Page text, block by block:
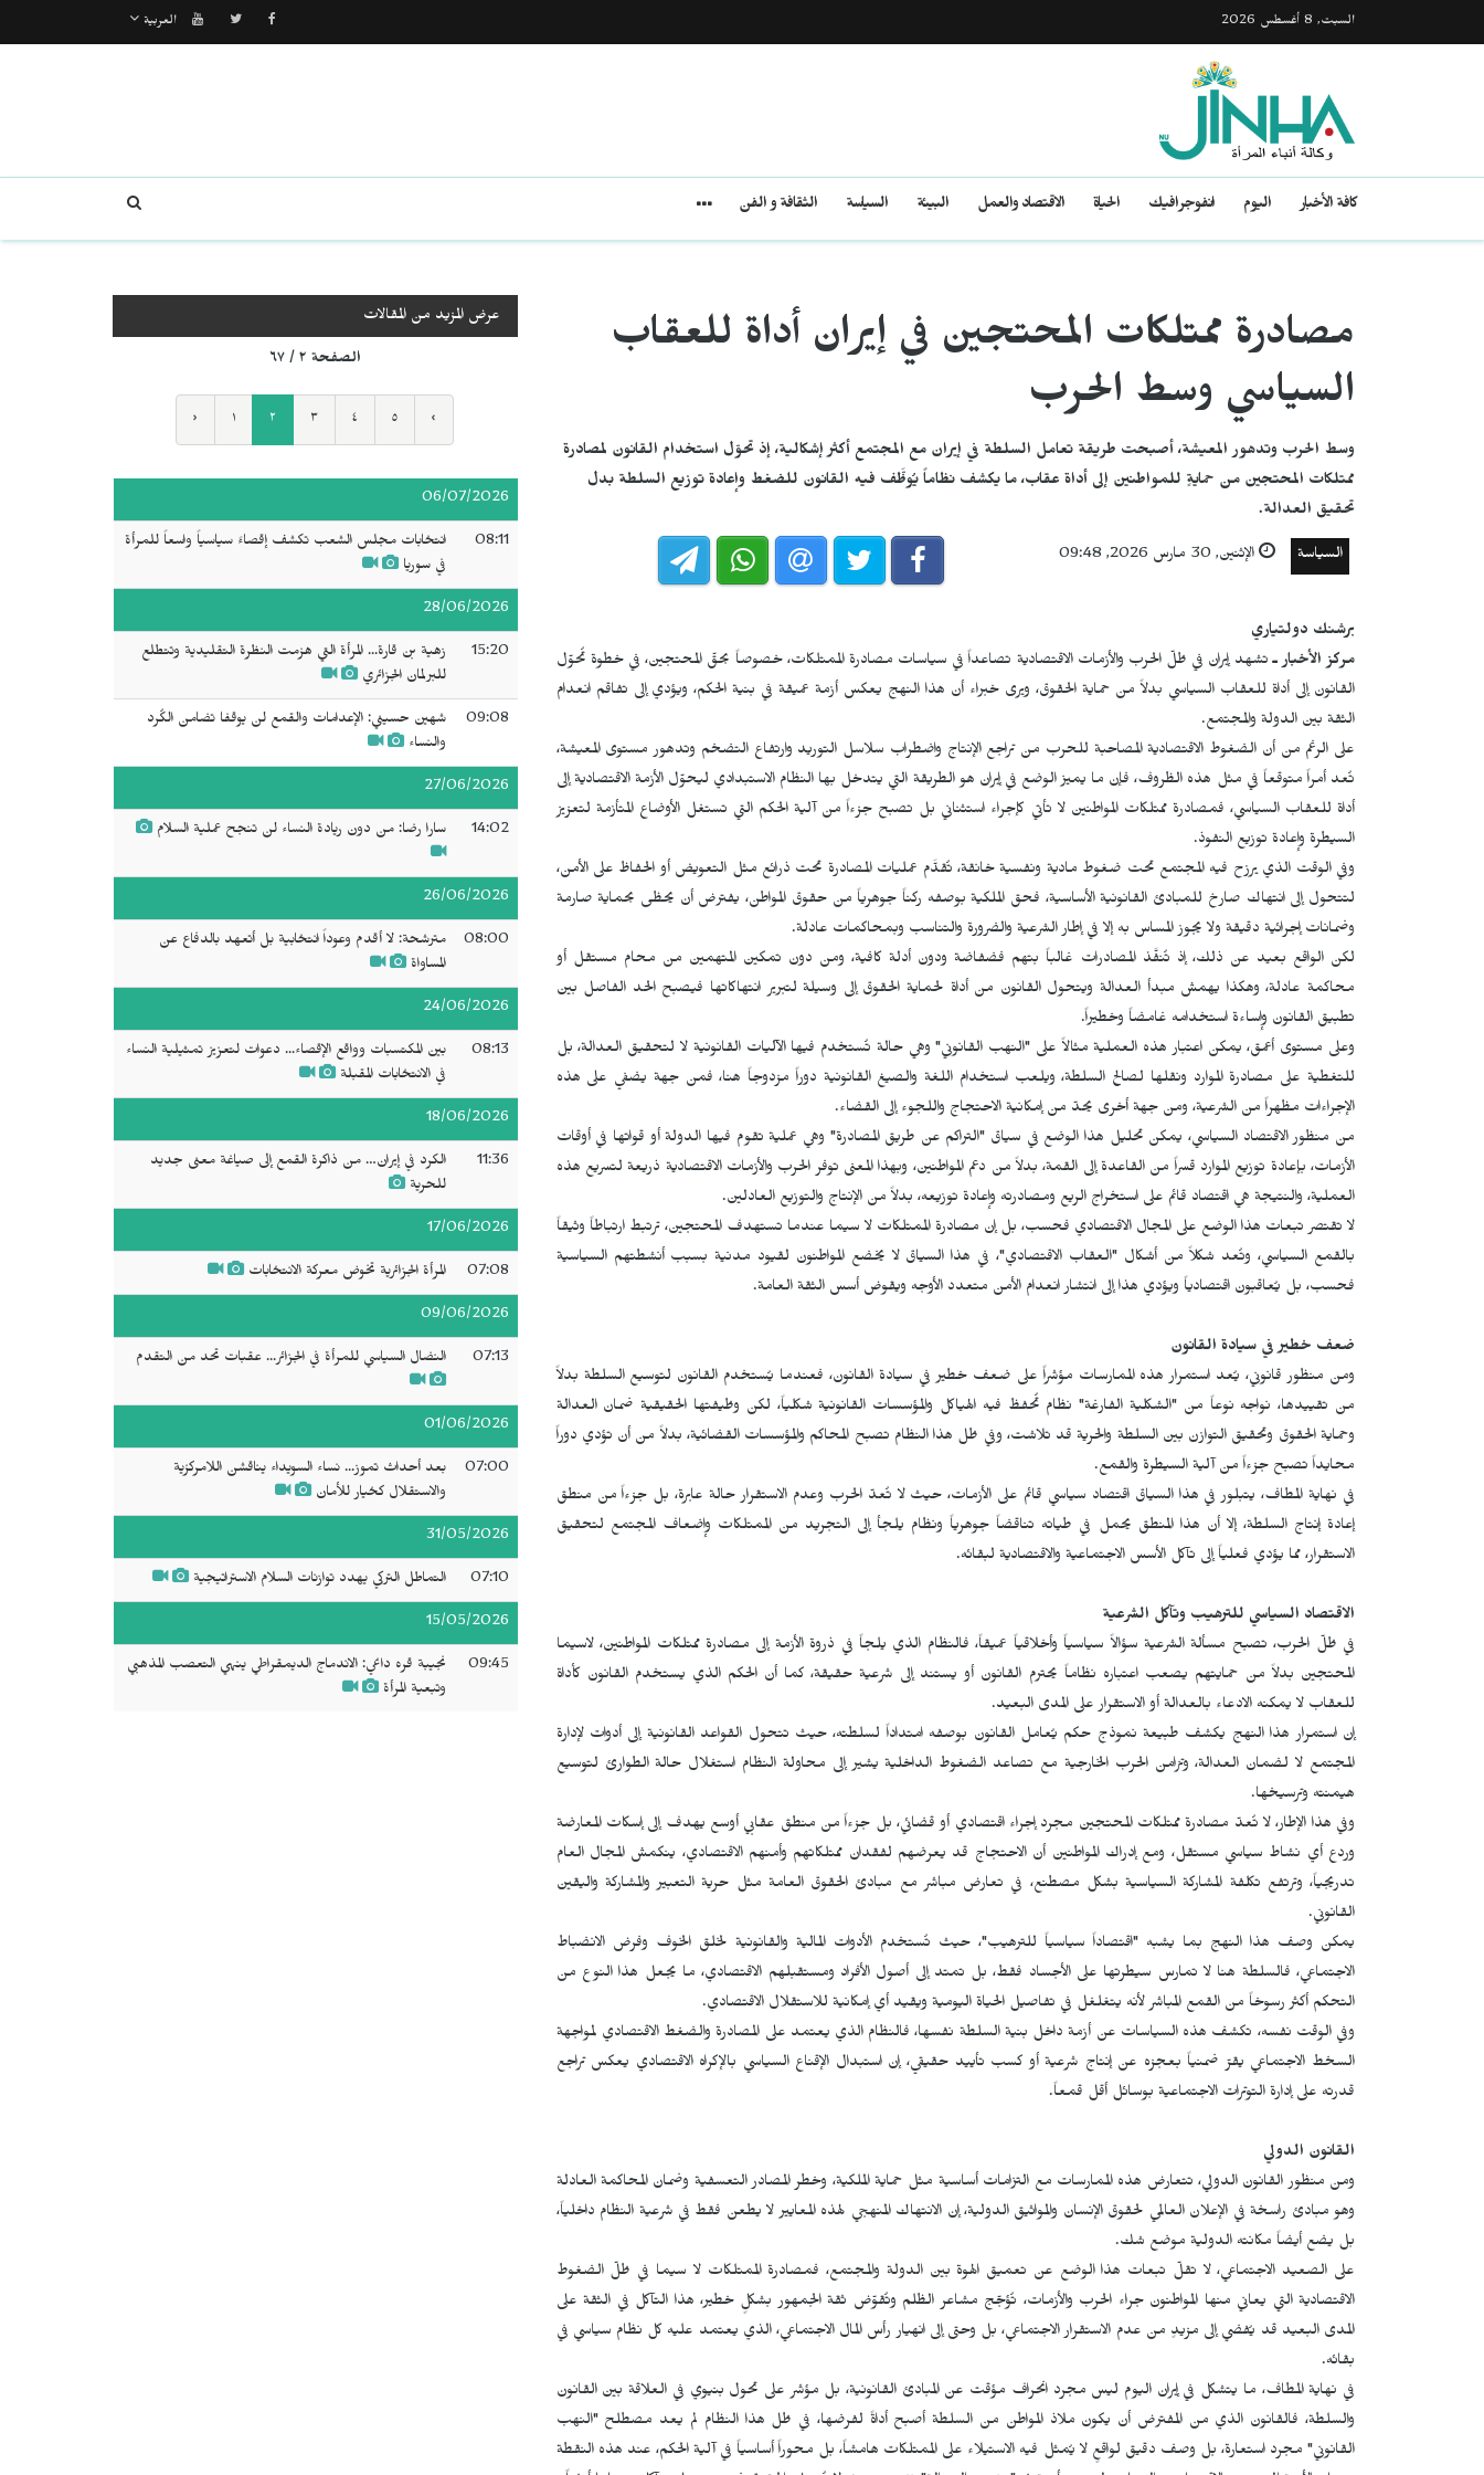
السبت, 8 أغسطس 2026 العربية
كافة الأخبار اليوم انفوجرافيك الحياة الاقتصاد والعمل البيئة السياسة الثقافة و الفن
مصادرة ممتلكات المحتجين في إيران أداة للعقاب
السياسي وسط الحرب
وسط الحرب وتدهور المعيشة، أصبحت طريقة تعامل السلطة في إيران مع المجتمع أكثر إشكالية، إذ تحوّل استخدام القانون لمصادرة
ممتلكات المحتجين من حمايةٍ للمواطنين إلى أداة عقاب، ما يكشف نظاماً يُوظَّف فيه القانون للضغط وإعادة توزيع السلطة بدل
تحقيق العدالة.
السياسة الإثنين, 30 مارس 2026, 09:48
برشنك دولتياري
مركز الأخبار ـ تشهد إيران في ظلّ الحرب والأزمات الاقتصادية تصاعداً في سياسات مصادرة الممتلكات، خصوصاً بحقّ المحتجين، في خطوة تُحوّل
القانون إلى أداة للعقاب السياسي بدلاً من حماية الحقوق، ويرى خبراء أن هذا النهج يعكس أزمة عميقة في بنية الحكم، ويؤدي إلى تفاقم انعدام
الثقة بين الدولة والمجتمع.
على الرغم من أن الضغوط الاقتصادية المصاحبة للحرب من تراجع الإنتاج واضطراب سلاسل التوريد وارتفاع التضخم وتدهور مستوى المعيشة،
تُعد أمراً متوقعاً في مثل هذه الظروف، فإن ما يميز الوضع في إيران هو الطريقة التي يتدخل بها النظام الاستبدادي ليحوّل الأزمة الاقتصادية إلى
أداة للعقاب السياسي، فمصادرة ممتلكات المواطنين لا تأتي كإجراء استثناني بل تصبح جزءاً من آلية الحكم التي تستغل الأوضاع المتأزمة لتعزيز
السيطرة وإعادة توزيع النفوذ.
وفي الوقت الذي يرزح فيه المجتمع تحت ضغوط مادية ونفسية خانقة، تُقدَّم عمليات المصادرة تحت ذرائع مثل التعويض أو الحفاظ على الأمن،
لتتحول إلى انتهاك صارخ للمبادئ القانونية الأساسية، فحق الملكية بوصفه ركناً جوهرياً من حقوق المواطن، يفترض أن يحظى بحماية صارمة
وضمانات إجرائية دقيقة ولا يجوز المساس به إلا في إطار الشرعية والضرورة والتناسب وبمحاكمات عادلة.
لكن الواقع بعيد عن ذلك، إذ تُنفَّذ المصادرات غالباً بتهم فضفاضة ودون أدلة كافية، ومن دون تمكين المتهمين من محام مستقل أو
محاكمة عادلة، وهكذا يهمش مبدأ العدالة ويتحول القانون من أداة لحماية الحقوق إلى وسيلة لتبرير انتهاكاتها فيصبح الحد الفاصل بين
تطبيق القانون وإساءة استخدامه غامضاً وخطيراً.
وعلى مستوى أعمق، يمكن اعتبار هذه العملية مثالاً على "النهب القانوني" وهي حالة تُستخدم فيها الآليات القانونية لا لتحقيق العدالة، بل
للتغطية على مصادرة الموارد ونقلها لصالح السلطة، ويلعب استخدام اللغة والصيغ القانونية دوراً مزدوجاً هنا، فمن جهة يضفي على هذه
الإجراءات مظهراً من الشرعية، ومن جهة أخرى يحدّ من إمكانية الاحتجاج واللجوء إلى القضاء.
من منظور الاقتصاد السياسي، يمكن تحليل هذا الوضع في سياق "التراكم عن طريق المصادرة" وهي عملية تقوم فيها الدولة أو قواتها في أوقات
الأزمات، بإعادة توزيع الموارد قسراً من القاعدة إلى القمة، بدلاً من دعم المواطنين، وبهذا المعنى توفر الحرب والأزمات الاقتصادية ذريعة لتسريع هذه
العملية، والنتيجة هي اقتصاد قائم على استخراج الريع ومصادرته وإعادة توزيعه، بدلاً من الإنتاج والتوزيع العادلين.
لا تقتصر تبعات هذا الوضع على المجال الاقتصادي فحسب، بل إن مصادرة الممتلكات لا سيما عندما تستهدف المحتجين، ترتبط ارتباطاً وثيقاً
بالقمع السياسي، وتُعد شكلاً من أشكال "العقاب الاقتصادي"، في هذا السياق لا يخضع المواطنون لقيود مدنية بسبب أنشطتهم السياسية
فحسب، بل يُعاقبون اقتصادياً ويؤدي هذا إلى انتشار انعدام الأمن متعدد الأوجه ويقوض أسس الثقة العامة.
ضعف خطير في سيادة القانون
ومن منظور قانوني، يُعد استمرار هذه الممارسات مؤشراً على ضعف خطير في سيادة القانون، فعندما يُستخدم القانون لتوسيع السلطة بدلاً
من تقييدها، نواجه نوعاً من "الشكلية الفارغة" نظام تُحفظ فيه الهياكل والمؤسسات القانونية شكلياً، لكن وظيفتها الحقيقية ضمان العدالة
وحماية الحقوق وتحقيق التوازن بين السلطة والحرية قد تلاشت، وفي ظل هذا النظام تصبح المحاكم والمؤسسات القضائية، بدلاً من أن تؤدي دوراً
محايداً تصبح جزءاً من آلية السيطرة والقمع.
في نهاية المطاف، يتبلور في هذا السياق اقتصاد سياسي قائم على الأزمات، حيث لا تُعدّ الحرب وعدم الاستقرار حالة عابرة، بل جزءاً من منطق
إعادة إنتاج السلطة، إلا أن هذا المنطق يحمل في طياته تناقضاً جوهرياً ونظام يلجأ إلى التجريد من الممتلكات وإضعاف المجتمع لتحقيق
الاستقرار، مما يؤدي فعلياً إلى تآكل الأسس الاجتماعية والاقتصادية لبقائه.
الاقتصاد السياسي للترهيب وتآكل الشرعية
في ظلّ الحرب، تصبح مسألة الشرعية سؤالاً سياسياً وأخلاقياً عميقاً، فالنظام الذي يلجاً في ذروة الأزمة إلى مصادرة ممتلكات المواطنين، لاسيما
المحتجين بدلاً من حمايتهم يصعب اعتباره نظاماً يحترم القانون أو يستند إلى شرعية حقيقة، كما أن الحكم الذي يستخدم القانون كأداة
للعقاب لا يمكنه الادعاء بالعدالة أو الاستقرار على المدى البعيد.
إن استمرار هذا النهج يكشف طبيعة نموذج حكم يُعامل القانون بوصفه امتداداً لسلطته، حيث تتحول القواعد القانونية إلى أدوات لإدارة
المجتمع لا لضمان العدالة، وتزامن الحرب الخارجية مع تصاعد الضغوط الداخلية يشير إلى محاولة النظام استغلال حالة الطوارئ لتوسيع
هيمنته وترسيخها.
وفي هذا الإطار، لا تُعدّ مصادرة ممتلكات المحتجين مجرد إجراء اقتصادي أو قضائي، بل جزءاً من منطق عقابي أوسع يهدف إلى إسكات المعارضة
وردع أي نشاط سياسي مستقل، ومع إدراك المواطنين أن الاحتجاج قد يعرضهم لفقدان ممتلكاتهم وأمنهم الاقتصادي، ينكمش المجال العام
تدريجياً، وترتفع تكلفة المشاركة السياسية بشكل مصطنع، في تعارض مباشر مع مبادئ الحقوق العامة مثل حرية التعبير والمشاركة واليقين
القانوني.
يمكن وصف هذا النهج بما يشبه "اقتصاداً سياسياً للترهيب"، حيث تُستخدم الأدوات المالية والقانونية لخلق الخوف وفرض الانضباط
الاجتماعي، فالسلطة هنا لا تمارس سيطرتها على الأجساد فقط، بل تمتد إلى أصول الأفراد ومستقبلهم الاقتصادي، ما يجعل هذا النوع من
التحكم أكثر رسوخاً من القمع المباشر لأنه يتغلغل في تفاصيل الحياة اليومية ويقيد أي إمكانية للاستقلال الاقتصادي.
وفي الوقت نفسه، تكشف هذه السياسات عن أزمة داخل بنية السلطة نفسها، فالنظام الذي يعتمد على المصادرة والضغط الاقتصادي لمواجهة
السخط الاجتماعي يقرّ ضمنياً بعجزه عن إنتاج شرعية أو كسب تأييد حقيقي، إن استبدال الإقناع السياسي بالإكراه الاقتصادي يعكس تراجع
قدرته على إدارة التوترات الاجتماعية بوسائل أقل قمعاً.
القانون الدولي
ومن منظور القانون الدولي، تتعارض هذه الممارسات مع التزامات أساسية مثل حماية الملكية، وخطر المصادر التعسفية وضمان المحاكمة العادلة
وهو مبادئ راسخة في الإعلان العالمي لحقوق الإنسان والمواثيق الدولية، إن الانتهاك المنهجي لهذه المعايير لا يطعن فقط في شرعية النظام داخلياً،
بل يضع أيضاً مكانته الدولية موضع شك.
على الصعيد الاجتماعي، لا تقلّ تبعات هذا الوضع عن تعميق الهوة بين الدولة والمجتمع، فمصادرة الممتلكات لا سيما في ظلّ الضغوط
الاقتصادية التي يعاني منها المواطنون جراء الحرب والأزمات، تُؤجّج مشاعر الظلم وتُقوّض ثقة الجمهور بشكلٍ خطير، هذا التآكل في الثقة على
المدى البعيد قد يُفضي إلى مزيدٍ من عدم الاستقرار الاجتماعي، بل وحتى إلى انهيار رأس المال الاجتماعي، الذي يعتمد عليه كل نظام سياسي في
بقائه.
في نهاية المطاف، ما يتشكل في إيران اليوم ليس مجرد انحراف مؤقت عن المبادئ القانونية، بل مؤشر على تحول بنيوي في العلاقة بين القانون
والسلطة، فالقانون الذي من المفترض أن يكون ملاذ المواطن من السلطة أصبح أداةً لفرضها، في ظل هذا النظام لم يعد مصطلح "النهب
القانوني" مجرد استعارة، بل وصف دقيق لواقعٍ لا يُمثل فيه الاستيلاء على الممتلكات هامشاً، بل محوراً أساسياً في آلية الحكم، عند هذه النقطة
عرض المزيد من المقالات
الصفحة ٢ / ٦٧
‹ ١ ٢ ٣ ٤ ٥ ›
06/07/2026
08:11
انتخابات مجلس الشعب تكشف إقصاءً سياسياً واسعاً للمرأة
في سوريا
28/06/2026
15:20
زهية بن قارة... المرأة التي هزمت النظرة التقليدية وتتطلع
للبرلمان الجزائري
09:08
شهين حسيني: الإعدامات والقمع لن يوقفا تضامن الكُرد
والنساء
27/06/2026
14:02 سارا رضا: من دون ريادة النساء لن تنجح عملية السلام
26/06/2026
08:00
مترشحة: لا أقدم وعوداً انتخابية بل أتعهد بالدفاع عن
المساواة
24/06/2026
08:13
بين المكتسبات وواقع الإقصاء... دعوات لتعزيز تمثيلية النساء
في الانتخابات المقبلة
18/06/2026
11:36
الكرد في إيران… من ذاكرة القمع إلى صياغة معنى جديد
للحرية
17/06/2026
07:08 المرأة الجزائرية تخوض معركة الانتخابات
09/06/2026
07:13 النضال السياسي للمرأة في الجزائر... عقبات تحد من التقدم
01/06/2026
07:00
بعد أحداث تموز... نساء السويداء يناقشن اللامركزية
والاستقلال كخيار للأمان
31/05/2026
07:10 التماطل التركي يهدد توازنات السلام الاستراتيجية
15/05/2026
09:45
نجيبة قره داغي: الاندماج الديمقراطي ينهي التعصب المذهبي
وتبعية المرأة